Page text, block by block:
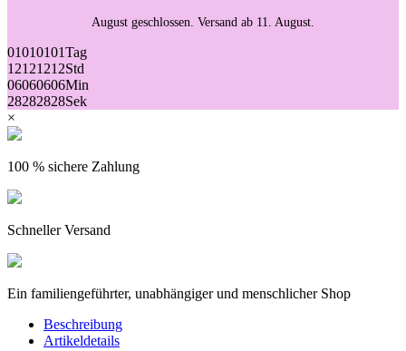
August geschlossen. Versand ab 11. August.
01010101Tag
12121212Std
06060606Min
28282828Sek
×
100 % sichere Zahlung
Schneller Versand
Ein familiengeführter, unabhängiger und menschlicher Shop
Beschreibung
Artikeldetails